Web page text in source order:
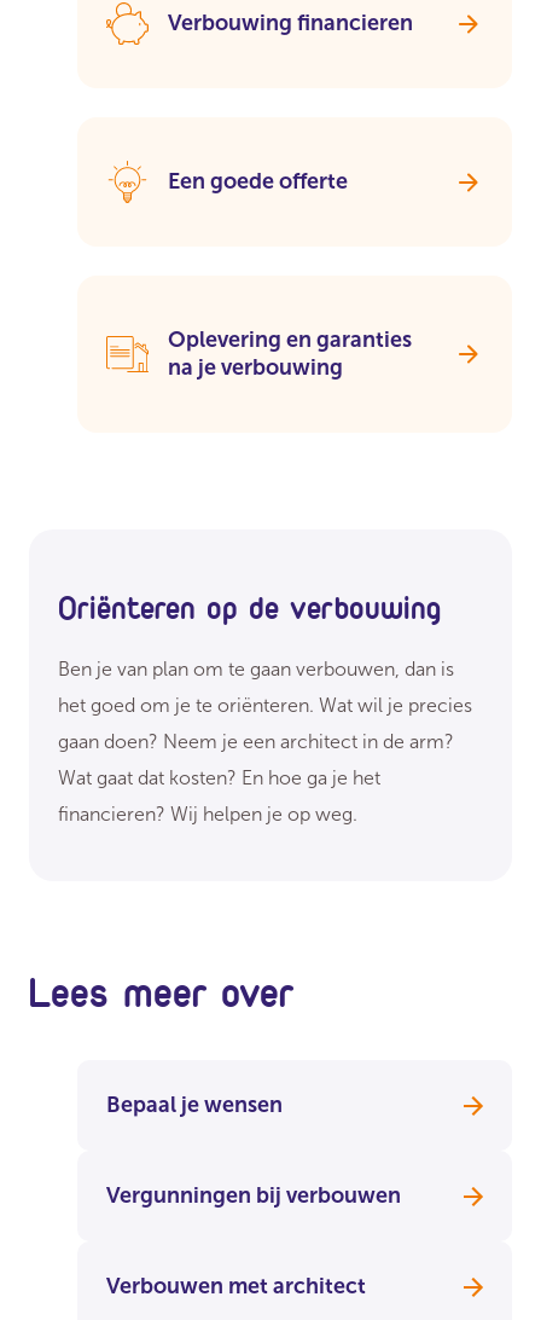
Verbouwing financieren
Een goede offerte
Oplevering en garanties
na je verbouwing
Oriënteren op de verbouwing
Ben je van plan om te gaan verbouwen, dan is
het goed om je te oriënteren. Wat wil je precies
gaan doen? Neem je een architect in de arm?
Wat gaat dat kosten? En hoe ga je het
financieren? Wij helpen je op weg.
Lees meer over
Bepaal je wensen
Vergunningen bij verbouwen
Verbouwen met architect